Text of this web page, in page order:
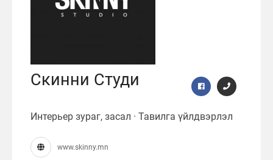
Скинни Студи
Интерьер зураг, засал · Тавилга үйлдвэрлэл
www.skinny.mn